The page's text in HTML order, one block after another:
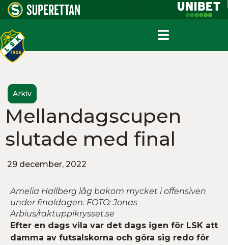
Arkiv
Mellandagscupen
slutade med final
29 december, 2022
Amelia Hallberg låg bakom mycket i offensiven
under finaldagen. FOTO: Jonas
Arbius/raktuppikrysset.se
Efter en dags vila var det dags igen för LSK att
damma av futsalskorna och göra sig redo för